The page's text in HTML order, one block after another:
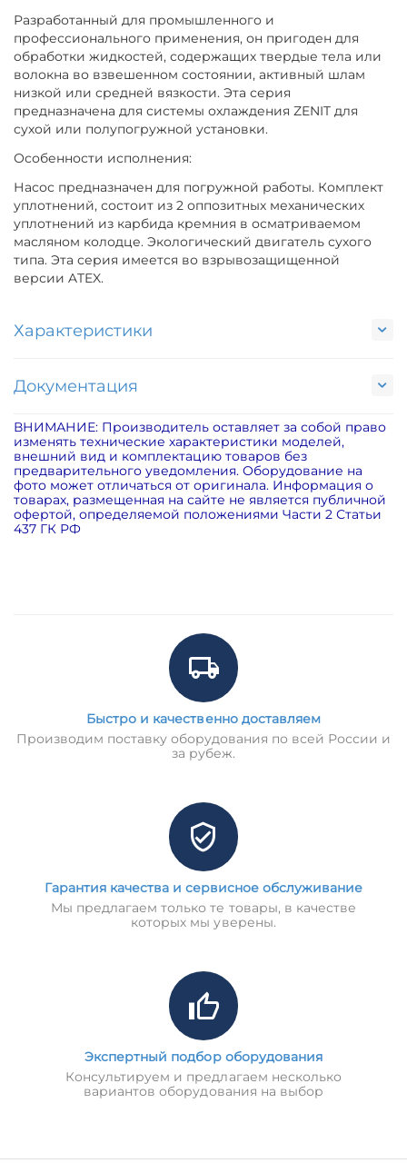
Разработанный для промышленного и
профессионального применения, он пригоден для
обработки жидкостей, содержащих твердые тела или
волокна во взвешенном состоянии, активный шлам
низкой или средней вязкости. Эта серия
предназначена для системы охлаждения ZENIT для
сухой или полупогружной установки.
Особенности исполнения:
Насос предназначен для погружной работы. Комплект
уплотнений, состоит из 2 оппозитных механических
уплотнений из карбида кремния в осматриваемом
масляном колодце. Экологический двигатель сухого
типа. Эта серия имеется во взрывозащищенной
версии ATEX.
Характеристики
Документация
ВНИМАНИЕ: Производитель оставляет за собой право
изменять технические характеристики моделей,
внешний вид и комплектацию товаров без
предварительного уведомления. Оборудование на
фото может отличаться от оригинала. Информация о
товарах, размещенная на сайте не является публичной
офертой, определяемой положениями Части 2 Статьи
437 ГК РФ
Быстро и качественно доставляем
Производим поставку оборудования по всей России и
за рубеж.
Гарантия качества и сервисное обслуживание
Мы предлагаем только те товары, в качестве
которых мы уверены.
Экспертный подбор оборудования
Консультируем и предлагаем несколько
вариантов оборудования на выбор